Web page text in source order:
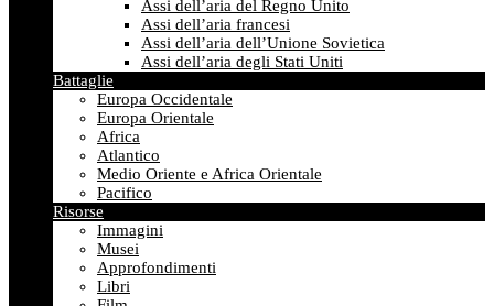
Assi dell’aria del Regno Unito
Assi dell’aria francesi
Assi dell’aria dell’Unione Sovietica
Assi dell’aria degli Stati Uniti
Battaglie
Europa Occidentale
Europa Orientale
Africa
Atlantico
Medio Oriente e Africa Orientale
Pacifico
Risorse
Immagini
Musei
Approfondimenti
Libri